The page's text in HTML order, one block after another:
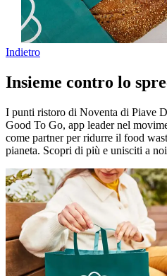
Indietro
Insieme contro lo
I punti ristoro di Noventa di Piave
Good To Go, app leader nel
come partner per ridurre il food
pianeta. Scopri di più e unisciti a